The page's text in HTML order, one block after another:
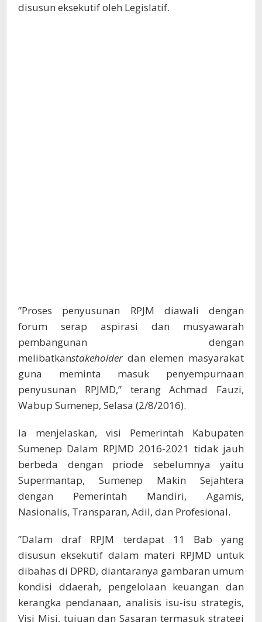
disusun eksekutif oleh Legislatif.
”Proses penyusunan RPJM diawali dengan
forum serap aspirasi dan musyawarah
pembangunan dengan
melibatkanstakeholder dan elemen masyarakat
guna meminta masuk penyempurnaan
penyusunan RPJMD,” terang Achmad Fauzi,
Wabup Sumenep, Selasa (2/8/2016).
Ia menjelaskan, visi Pemerintah Kabupaten
Sumenep Dalam RPJMD 2016-2021 tidak jauh
berbeda dengan priode sebelumnya yaitu
Supermantap, Sumenep Makin Sejahtera
dengan Pemerintah Mandiri, Agamis,
Nasionalis, Transparan, Adil, dan Profesional.
”Dalam draf RPJM terdapat 11 Bab yang
disusun eksekutif dalam materi RPJMD untuk
dibahas di DPRD, diantaranya gambaran umum
kondisi ddaerah, pengelolaan keuangan dan
kerangka pendanaan, analisis isu-isu strategis,
Visi Misi, tujuan dan Sasaran termasuk strategi